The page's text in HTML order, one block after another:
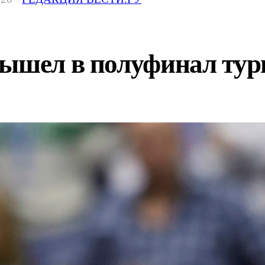
в полуфинал